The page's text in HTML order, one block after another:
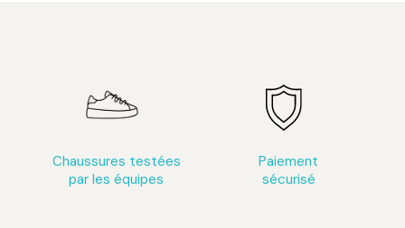
Chaussures testées
par les équipes
Paiement
sécurisé